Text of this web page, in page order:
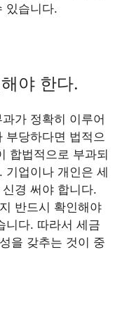
있습니다.
야 한다.
가 정확히 이루어
부당하다면 법적으
합법적으로 부과되
기업이나 개인은 세
경 써야 합니다.
반드시 확인해야
니다. 따라서 세금
을 갖추는 것이 중